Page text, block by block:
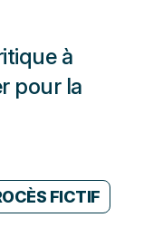
à
pour la
FICTIF